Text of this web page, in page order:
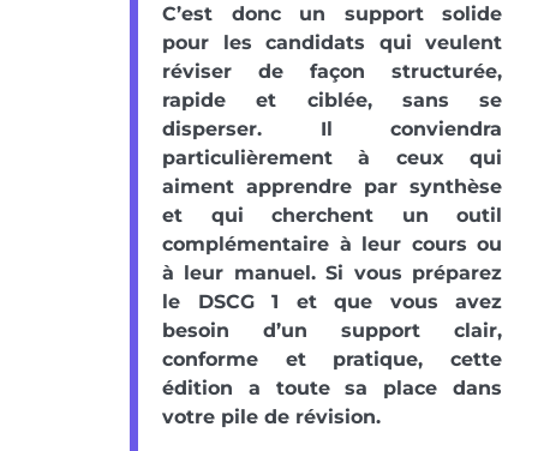
C’est donc un support solide
pour les candidats qui veulent
réviser de façon structurée,
rapide et ciblée, sans se
disperser. Il conviendra
particulièrement à ceux qui
aiment apprendre par synthèse
et qui cherchent un outil
complémentaire à leur cours ou
à leur manuel. Si vous préparez
le DSCG 1 et que vous avez
besoin d’un support clair,
conforme et pratique, cette
édition a toute sa place dans
votre pile de révision.